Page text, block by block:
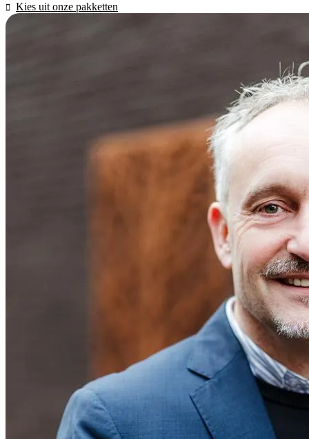
Kies uit onze pakketten